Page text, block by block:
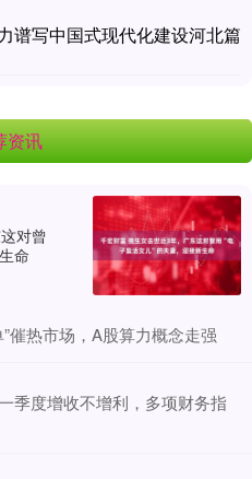
谱写中国式现代化建设河北篇
资讯
对曾
命
催热市场，A股算力概念走强
季度增收不增利，多项财务指